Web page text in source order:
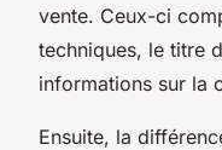
vente. Ceux-ci
techniques, le titre
informations sur la
Ensuite, la